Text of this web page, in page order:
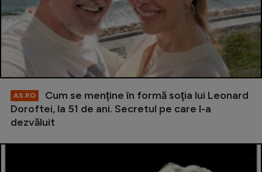
AS.RO
Cum se menţine în formă soţia lui Leonard
Doroftei, la 51 de ani. Secretul pe care l-a
dezvăluit